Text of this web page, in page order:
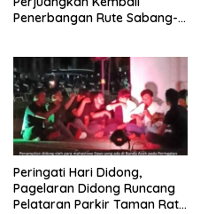
Penerbangan Rute Sabang-
Peringati Hari Didong,
Pagelaran Didong Runcang
Pelataran Parkir Taman Ratu